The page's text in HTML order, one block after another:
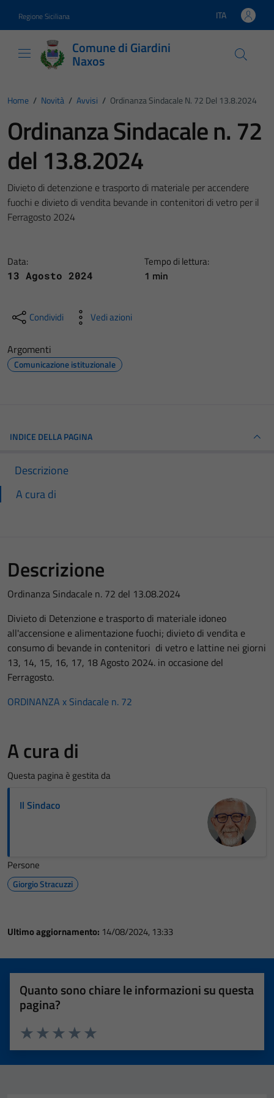
Regione Siciliana Lingua attiva:
ITA
Comune di Giardini
Naxos
Home / Novità / Avvisi / Ordinanza Sindacale N. 72 Del 13.8.2024
Ordinanza Sindacale n. 72
del 13.8.2024
Divieto di detenzione e trasporto di materiale per accendere
fuochi e divieto di vendita bevande in contenitori di vetro per il
Ferragosto 2024
Data:
13 Agosto 2024
Tempo di lettura:
1 min
Condividi Vedi azioni
Argomenti
Comunicazione istituzionale
INDICE DELLA PAGINA
Descrizione
A cura di
Descrizione
Ordinanza Sindacale n. 72 del 13.08.2024
Divieto di Detenzione e trasporto di materiale idoneo
all'accensione e alimentazione fuochi; divieto di vendita e
consumo di bevande in contenitori di vetro e lattine nei giorni
13, 14, 15, 16, 17, 18 Agosto 2024. in occasione del
Ferragosto.
ORDINANZA x Sindacale n. 72
A cura di
Questa pagina è gestita da
Il Sindaco
Persone
Giorgio Stracuzzi
Ultimo aggiornamento: 14/08/2024, 13:33
Quanto sono chiare le informazioni su questa
pagina?
Valuta 5 stelle su 5
Valuta 4 stelle su 5
Valuta 3 stelle su 5
Valuta 2 stelle su 5
Valuta 1 stelle su 5